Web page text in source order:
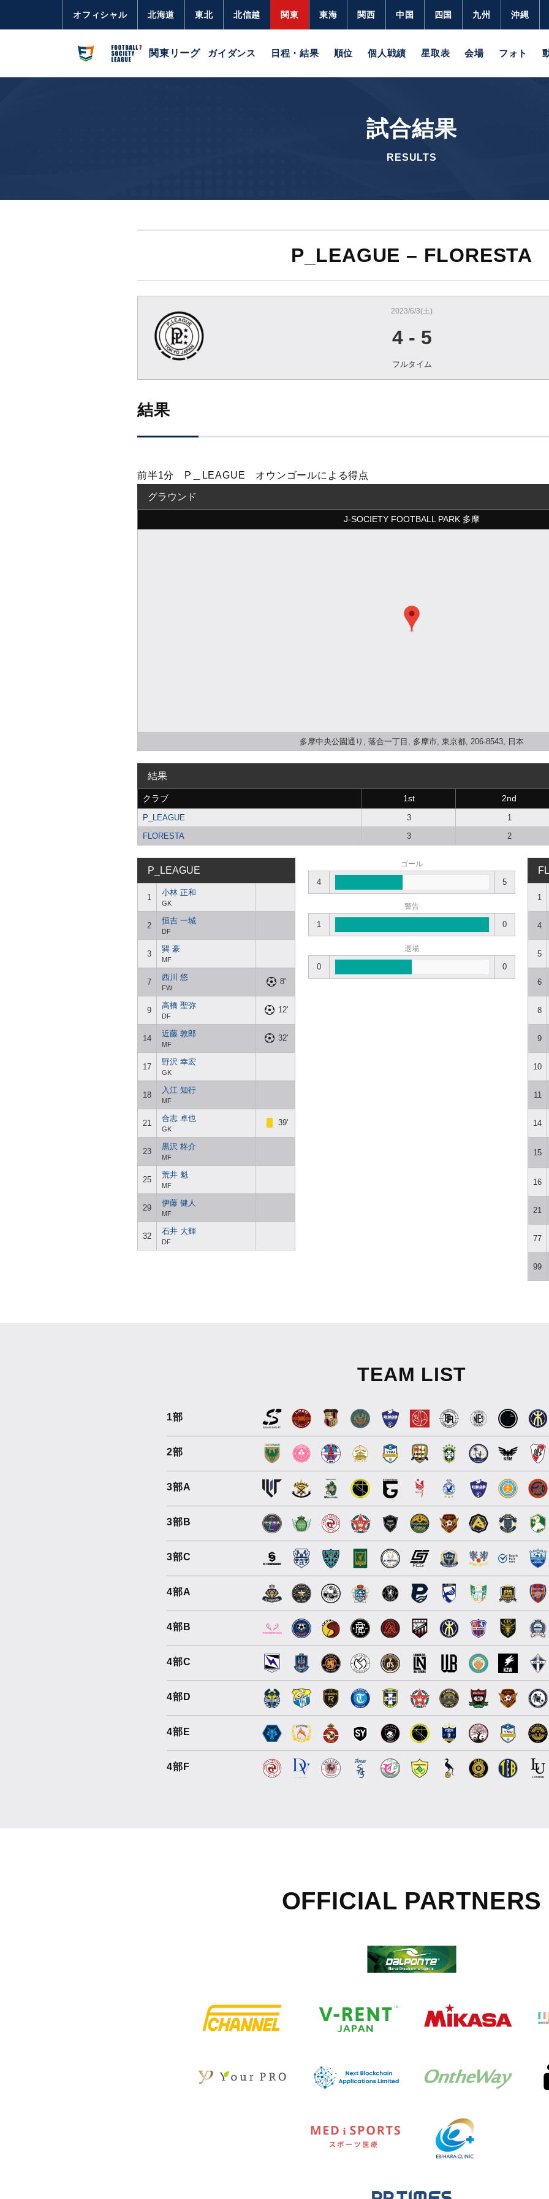
オフィシャル 北海道 東北 北信越 関東 東海 関西 中国 四国 九州 沖縄
関東リーグ ガイダンス 日程・結果 順位 個人戦績 星取表 会場 フォト
試合結果
RESULTS
P_LEAGUE – FLORESTA
2023/6/3(土)
4- 5
フルタイム
結果
前半1分 P＿LEAGUE オウンゴールによる得点
グラウンド
J-SOCIETY FOOTBALL PARK 多摩
多摩中央公園通り, 落合一丁目, 多摩市, 東京都, 206-8543, 日本
結果
クラブ 1st 2nd
P_LEAGUE 3 1
FLORESTA
3 2
P_LEAGUE
1
小林 正和
GK
2
恒吉 一城
DF
3
巽 豪
MF
7
西川 悠
FW
8'
9
高橋 聖弥
DF
12'
14
近藤 敦郎
MF
32'
17
野沢 幸宏
GK
18
入江 知行
MF
21
合志 卓也
GK
39'
23
黒沢 柊介
MF
25
荒井 魁
MF
29
伊藤 健人
MF
32
石井 大輝
DF
1
4
5
6
8
9
10
11
14
15
16
21
77
99
ゴール
4 5
警告
1 0
退場
0 0
TEAM LIST
1部
2部
3部A
3部B
3部C
4部A
4部B
4部C
4部D
4部E
4部F
OFFICIAL PARTNERS